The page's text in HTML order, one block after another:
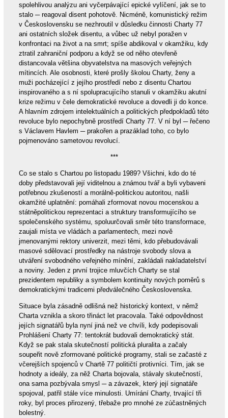
spolehlivou analýzu ani vyčerpávající epické vylíčení, jak se to
stalo ─ reagoval disent pohotově. Nicméně, komunistický režim
v Československu se nezhroutil v důsledku činnosti Charty 77
ani ostatních složek disentu, a vůbec už nebyl poražen v
konfrontaci na život a na smrt; spíše abdikoval v okamžiku, kdy
ztratil zahraniční podporu a když se od něho otevřeně
distancovala většina obyvatelstva na masových veřejných
mítincích. Ale osobnosti, které prošly školou Charty, ženy a
muži pocházející z jejího prostředí nebo z disentu Chartou
inspirovaného a s ní spolupracujícího stanuli v okamžiku akutní
krize režimu v čele demokratické revoluce a dovedli ji do konce.
A hlavním zdrojem intelektuálních a politických předpokladů této
revoluce bylo nepochybně prostředí Charty 77. V ní byl ─ řečeno
s Václavem Havlem ─ prakořen a prazáklad toho, co bylo
pojmenováno sametovou revolucí.
***
Co se stalo s Chartou po listopadu 1989? Všichni, kdo do té
doby představovali její viditelnou a známou tvář a byli vybaveni
potřebnou zkušeností a morálně-politickou autoritou, našli
okamžité uplatnění: pomáhali zformovat novou mocenskou a
státněpolitickou reprezentaci a struktury transformujícího se
společenského systému, spoluurčovali směr této transformace,
zaujali místa ve vládách a parlamentech, mezi nově
jmenovanými rektory univerzit, mezi těmi, kdo přebudovávali
masové sdělovací prostředky na nástroje svobody slova a
utváření svobodného veřejného mínění, zakládali nakladatelství
a noviny. Jeden z první trojice mluvčích Charty se stal
prezidentem republiky a symbolem kontinuity nových poměrů s
demokratickými tradicemi předválečného Československa.
Situace byla zásadně odlišná než historický kontext, v němž
Charta vznikla a skoro třináct let pracovala. Také odpovědnost
jejích signatářů byla nyní jiná než ve chvíli, kdy podepisovali
Prohlášení Charty 77: tentokrát budovali demokratický stát.
Když se pak stala skutečností politická pluralita a začaly
soupeřit nově zformované politické programy, stali se začasté z
včerejších spojenců v Chartě 77 političtí protivníci. Tím, jak se
hodnoty a ideály, za něž Charta bojovala, stávaly skutečností,
ona sama pozbývala smysl ─ a závazek, který její signatáře
spojoval, patřil stále více minulosti. Umírání Charty, trvající tři
roky, byl proces přirozený, třebaže pro mnohé ze zúčastněných
bolestný.